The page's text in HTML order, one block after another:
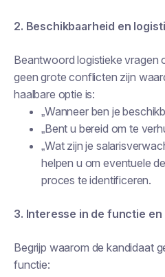
2. Beschikbaarheid en
Beantwoord logistieke vragen
geen grote conflicten zijn
haalbare optie is:
„Wanneer ben je
„Bent u bereid om te
„Wat zijn je
helpen u om eventuele
proces te identificeren.
3. Interesse in de functie
Begrijp waarom de kandidaat
functie: